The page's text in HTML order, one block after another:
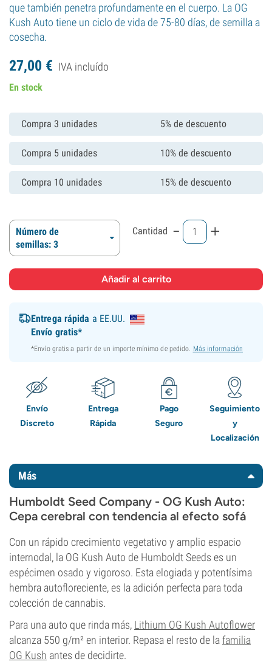
que también penetra profundamente en el cuerpo. La OG
Kush Auto tiene un ciclo de vida de 75-80 días, de semilla a
cosecha.
27,00 € IVA incluído
En stock
Compra 3 unidades 5% de descuento
Compra 5 unidades 10% de descuento
Compra 10 unidades 15% de descuento
Número de
semillas: 3
Cantidad - +
Entrega rápida a EE.UU.
Envío gratis*
*Envío gratis a partir de un importe mínimo de pedido. Más información
Envío
Discreto
Entrega
Rápida
Pago
Seguro
Seguimiento
y
Localización
Más
Humboldt Seed Company - OG Kush Auto:
Cepa cerebral con tendencia al efecto sofá
Con un rápido crecimiento vegetativo y amplio espacio
internodal, la OG Kush Auto de Humboldt Seeds es un
espécimen osado y vigoroso. Esta elogiada y potentísima
hembra autofloreciente, es la adición perfecta para toda
colección de cannabis.
Para una auto que rinda más, Lithium OG Kush Autoflower
alcanza 550 g/m² en interior. Repasa el resto de lafamilia
OG Kush antes de decidirte.